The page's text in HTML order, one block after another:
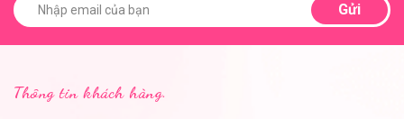
Gửi
Thông tin khách hàng.